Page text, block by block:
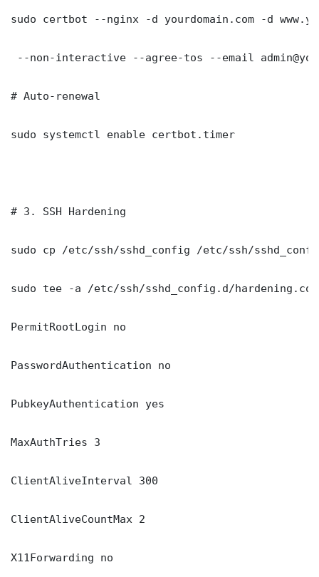
sudo certbot --nginx -d yourdomain.com -d
--non-interactive --agree-tos --email
# Auto-renewal
sudo systemctl enable certbot.timer
# 3. SSH Hardening
sudo cp /etc/ssh/sshd_config /etc/ssh/
sudo tee -a /etc/ssh/sshd_config.d/
PermitRootLogin no
PasswordAuthentication no
PubkeyAuthentication yes
MaxAuthTries 3
ClientAliveInterval 300
ClientAliveCountMax 2
X11Forwarding no